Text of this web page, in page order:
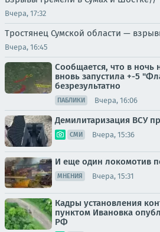
Вчера, 17:32
Тростянец Сумской области —
Вчера, 16:45
Сообщается, что в ночь
вновь запустила +-5
безрезультатно
ПАБЛИКИ Вчера, 16:06
Демилитаризация ВСУ
СМИ Вчера, 15:36
И еще один локомотив
МНЕНИЯ Вчера, 15:31
Кадры установления
пунктом Ивановка
РФ